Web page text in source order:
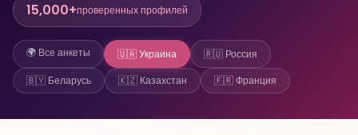
15,000+проверенных профилей
🌍 Все анкеты 🇺🇦 Украина
🇷🇺 Россия
🇧🇾 Беларусь
🇰🇿 Казахстан 🇫🇷 Франция